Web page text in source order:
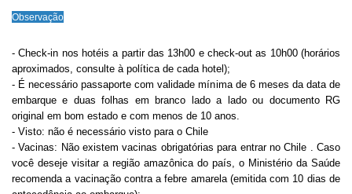
Observação
- Check-in nos hotéis a partir das 13h00 e check-out as 10h00 (horários
aproximados, consulte à política de cada hotel);
- É necessário passaporte com validade mínima de 6 meses da data de
embarque e duas folhas em branco lado a lado ou documento RG
original em bom estado e com menos de 10 anos.
- Visto: não é necessário visto para o Chile
- Vacinas: Não existem vacinas obrigatórias para entrar no Chile . Caso
você deseje visitar a região amazônica do país, o Ministério da Saúde
recomenda a vacinação contra a febre amarela (emitida com 10 dias de